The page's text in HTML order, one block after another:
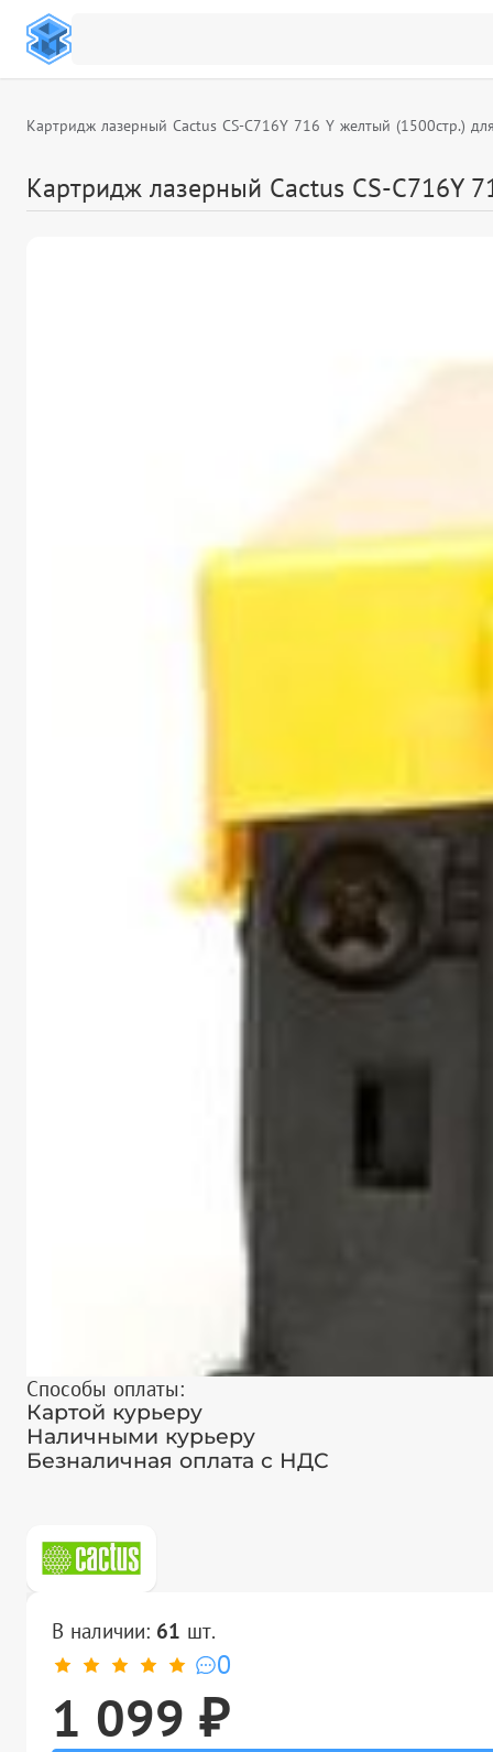
Картридж лазерный Cactus CS-C716Y 716 Y желтый (1500стр.)
Картридж лазерный Cactus CS-C716Y
Способы оплаты:
Картой курьеру
Наличными курьеру
Безналичная оплата с НДС
В наличии: 61 шт.
0
1 099 ₽